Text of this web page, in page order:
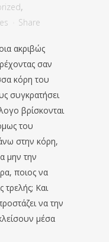
,
Share
ακριβώς
σαν
κόρη του
συγκρατήσει
βρίσκονται
του
στην κόρη,
μην την
ποιος να
τρελής; Και
να την
μέσα